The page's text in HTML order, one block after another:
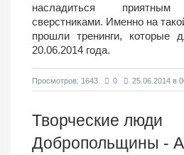
насладиться
сверстниками. Именно на
прошли тренинги, которые
20.06.2014 года.
Просмотров: 1643 0 25.06.2014 в
Творческие люди
Добропольщины -